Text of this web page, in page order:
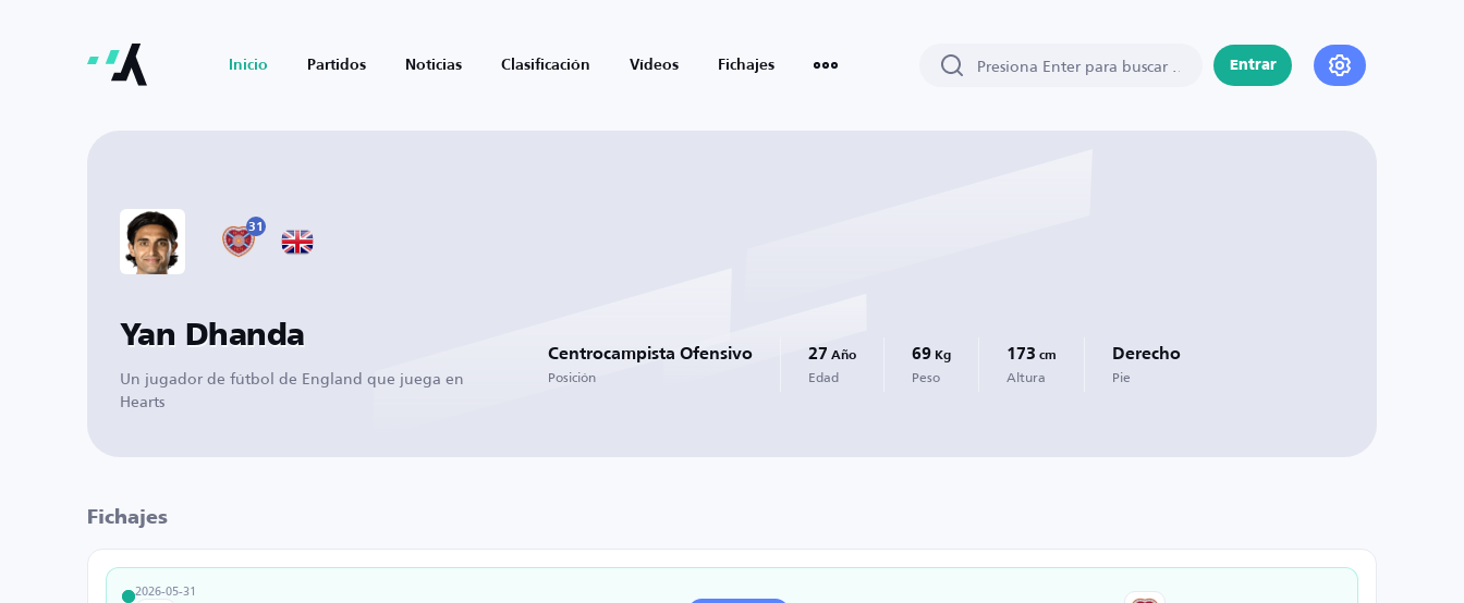
Inicio Partidos Noticias Clasificación Vídeos Fichajes Entrar
31
Yan Dhanda
Un jugador de fútbol de England que juega en
Hearts
Centrocampista Ofensivo
Posición
27 Año
Edad
69 Kg
Peso
173 cm
Altura
Derecho
Pie
Fichajes
2026-05-31